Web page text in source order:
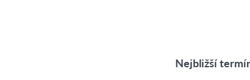
Nejbližší